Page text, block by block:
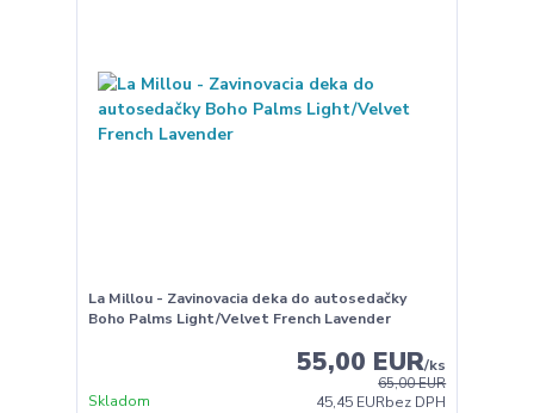
La Millou - Zavinovacia deka do autosedačky
Boho Palms Light/Velvet French Lavender
65,00 EUR
55,00 EUR/ks
45,45 EURbez DPH
Skladom